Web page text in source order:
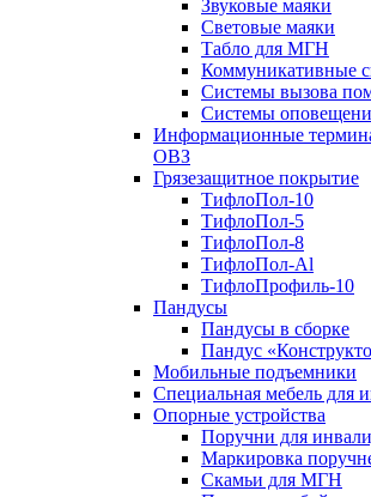
Звуковые маяки
Световые маяки
Табло для МГН
Коммуникативные
Системы вызова
Системы
Информационные
ОВЗ
Грязезащитное покрытие
ТифлоПол-10
ТифлоПол-5
ТифлоПол-8
ТифлоПол-Al
ТифлоПрофиль-10
Пандусы
Пандусы в сборке
Пандус
Мобильные подъемники
Специальная мебель для
Опорные устройства
Поручни для
Маркировка
Скамьи для МГН